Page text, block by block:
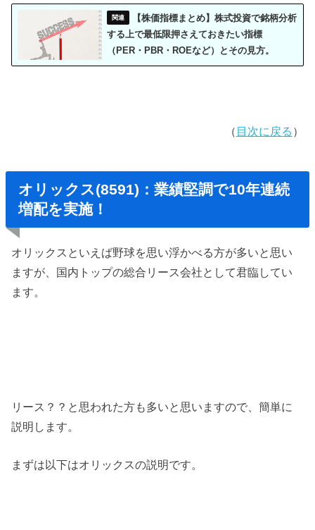
【株価指標まとめ】株式投資で銘柄分析
する上で最低限押さえておきたい指標
（PER・PBR・ROEなど）とその見方。
（ 目次に戻る ）
オリックス(8591)：業績堅調で10年連続
増配を実施！
オリックスといえば野球を思い浮かべる方が多いと思い
ますが、国内トップの総合リース会社として君臨してい
ます。
リース？？と思われた方も多いと思いますので、簡単に
説明します。
まずは以下はオリックスの説明です。